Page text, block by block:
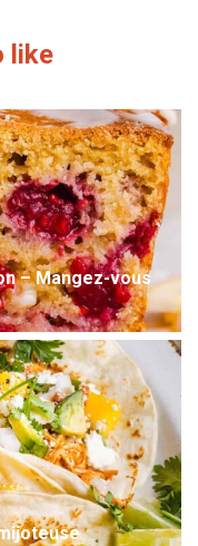
like
– Mangez-vous